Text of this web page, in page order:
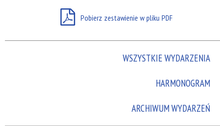
Pobierz zestawienie w pliku PDF
WSZYSTKIE WYDARZENIA
HARMONOGRAM
ARCHIWUM WYDARZEŃ